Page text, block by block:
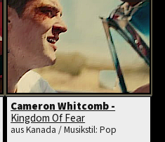
Cameron Whitcomb -
Kingdom Of Fear
aus Kanada / Musikstil: Pop